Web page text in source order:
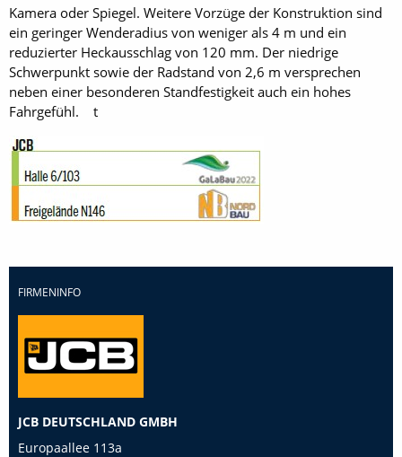
Kamera oder Spiegel. Weitere Vorzüge der Konstruktion sind
ein geringer Wenderadius von weniger als 4 m und ein
reduzierter Heckausschlag von 120 mm. Der niedrige
Schwerpunkt sowie der Radstand von 2,6 m versprechen
neben einer besonderen Standfestigkeit auch ein hohes
Fahrgefühl. t
FIRMENINFO
JCB DEUTSCHLAND GMBH
Europaallee 113a